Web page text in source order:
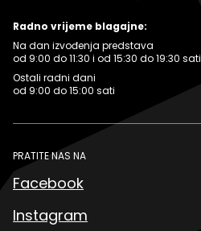
Radno vrijeme blagajne:
Na dan izvođenja predstava
od 9:00 do 11:30 i od 15:30 do 19:30 sati
Ostali radni dani
od 9:00 do 15:00 sati
PRATITE NAS NA
Facebook
Instagram